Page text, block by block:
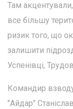
Там
все більшу
ризик того, що
залишити
Успенівці,
Командир
"Айдар"